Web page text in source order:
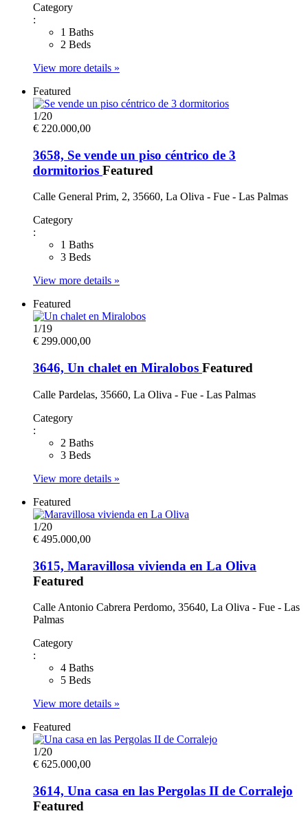
Category
:
1 Baths
2 Beds
View more details »
Featured
1/20
€ 220.000,00
3658, Se vende un piso céntrico de 3
dormitorios Featured
Calle General Prim, 2, 35660, La Oliva - Fue - Las Palmas
Category
:
1 Baths
3 Beds
View more details »
Featured
1/19
€ 299.000,00
3646, Un chalet en Miralobos Featured
Calle Pardelas, 35660, La Oliva - Fue - Las Palmas
Category
:
2 Baths
3 Beds
View more details »
Featured
1/20
€ 495.000,00
3615, Maravillosa vivienda en La Oliva
Featured
Calle Antonio Cabrera Perdomo, 35640, La Oliva - Fue - Las
Palmas
Category
:
4 Baths
5 Beds
View more details »
Featured
1/20
€ 625.000,00
3614, Una casa en las Pergolas II de Corralejo
Featured